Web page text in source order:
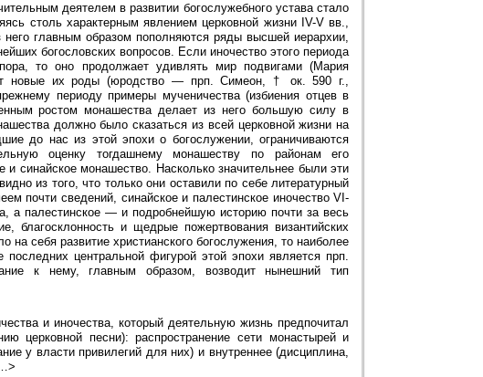
деятелем в развитии богослужебного устава стало
столь характерным явлением церковной жизни IV-V вв.,
главным образом пополняются ряды высшей иерархии,
богословских вопросов. Если иночество этого периода
то оно продолжает удивлять мир подвигами (Мария
новые их роды (юродство — прп. Симеон, † ок. 590 г.,
периоду примеры мученичества (избиения отцев в
ростом монашества делает из него большую силу в
должно было сказаться из всей церковной жизни на
до нас из этой эпохи о богослужении, ограничиваются
оценку тогдашнему монашеству по районам его
и синайское монашество. Насколько значительнее были эти
из того, что только они оставили по себе литературный
почти сведений, синайское и палестинское иночество VI-
а палестинское — и подробнейшую историю почти за весь
благосклонность и щедрые пожертвования византийских
себя развитие христианского богослужения, то наиболее
центральной фигурой этой эпохи является прп.
к нему, главным образом, возводит нынешний тип
и иночества, который деятельную жизнь предпочитал
церковной песни): распространение сети монастырей и
у власти привилегий для них) и внутреннее (дисциплина,